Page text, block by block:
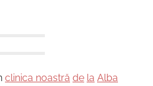
clinica noastră de la Alba